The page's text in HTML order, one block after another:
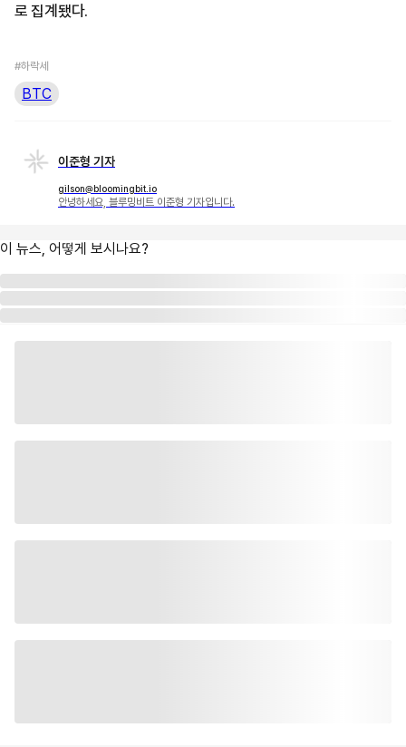
로 집계됐다.
#하락세
BTC
이준형 기자
gilson@bloomingbit.io
안녕하세요, 블루밍비트 이준형 기자입니다.
이 뉴스, 어떻게 보시나요?